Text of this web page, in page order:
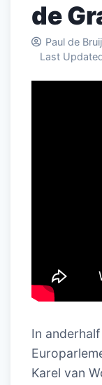
de
Paul de
Last
In
Karel van